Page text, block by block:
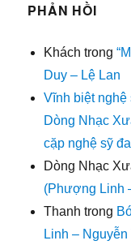
PHẢN HỒI
Khách trong
Duy – Lệ Lan
Vĩnh biệt nghệ
Dòng Nhạc
cặp nghệ sỹ
Dòng Nhạc
(Phượng Linh
Thanh trong
Linh –